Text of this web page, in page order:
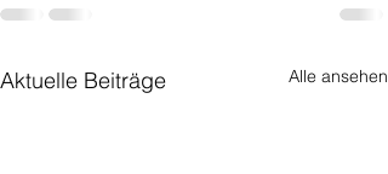
Aktuelle Beiträge Alle ansehen